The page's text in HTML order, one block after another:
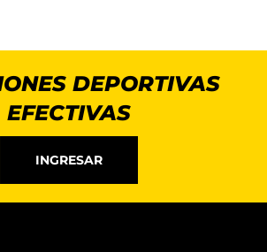
DEPORTIVAS
EFECTIVAS
INGRESAR